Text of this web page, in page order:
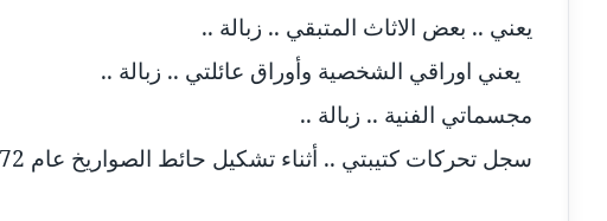
مدونة أمل درويش عاملة
مدونة أمل زيادة عاملة
مدونة امل محمود عاملة
يعني .. بعض الاثاث المتبقي .. زبالة ..
يعني اوراقي الشخصية وأوراق عائلتي .. زبالة ..
مجسماتي الفنية .. زبالة ..
سجل تحركات كتيبتي .. أثناء تشكيل حائط الصواريخ عام 72 .. زبالة ..